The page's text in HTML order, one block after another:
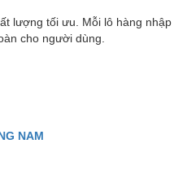
lượng tối ưu. Mỗi lô hàng
cho người dùng.
NAM